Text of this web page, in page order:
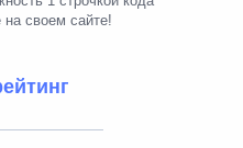
на своем сайте!